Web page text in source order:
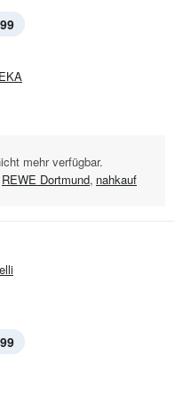
mehr verfügbar.
REWE Dortmund, nahkauf